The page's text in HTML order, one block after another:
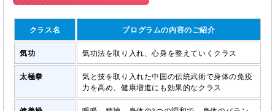
クラス名 プログラムの内容のご紹介
気功 気功法を取り入れ、心身を整えていくクラス
太極拳
気と技を取り入れた中国の伝統武術で身体の免疫
力を高め、健康増進にも効果的なクラス